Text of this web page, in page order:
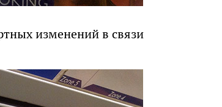
изменений в связи